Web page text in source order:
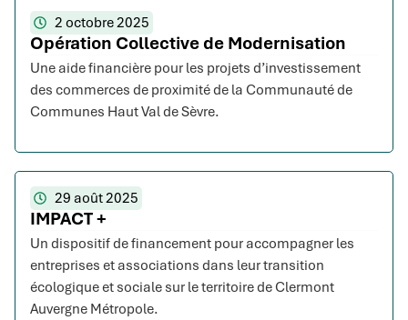
2 octobre 2025
Opération Collective de Modernisation
Une aide financière pour les projets d’investissement
des commerces de proximité de la Communauté de
Communes Haut Val de Sèvre.
29 août 2025
IMPACT +
Un dispositif de financement pour accompagner les
entreprises et associations dans leur transition
écologique et sociale sur le territoire de Clermont
Auvergne Métropole.